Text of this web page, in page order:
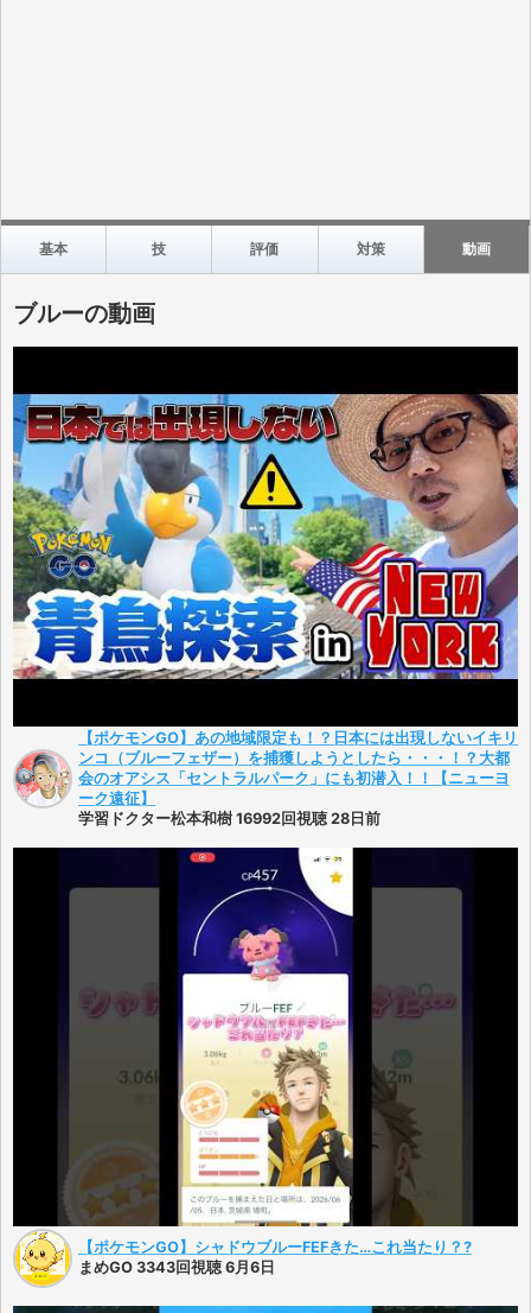
基本 技 評価 対策 動画
ブルーの動画
【ポケモンGO】あの地域限定も！？日本には出現しないイキリ
ンコ（ブルーフェザー）を捕獲しようとしたら・・・！？大都
会のオアシス「セントラルパーク」にも初潜入！！【ニューヨ
ーク遠征】
学習ドクター松本和樹 16992回視聴 28日前
【ポケモンGO】シャドウブルーFEFきた…これ当たり？?
まめGO 3343回視聴 6月6日